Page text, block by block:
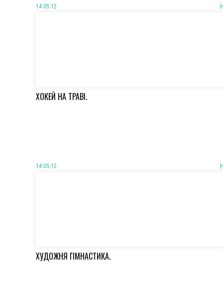
14 05 12
ХОКЕЙ НА ТРАВІ.
14 05 12
ХУДОЖНЯ ГІМНАСТИКА.